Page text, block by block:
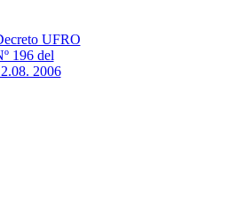
UFRO
196 del
2006